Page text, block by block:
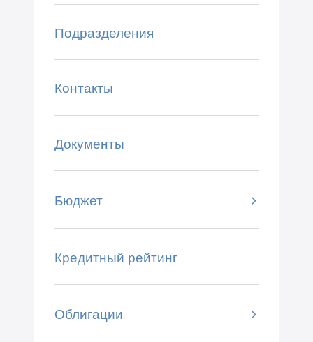
Подразделения
Контакты
Документы
Бюджет
Кредитный рейтинг
Облигации